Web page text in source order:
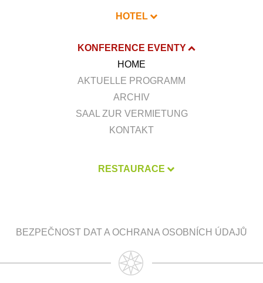
HOTEL
KONFERENCE EVENTY
HOME
AKTUELLE PROGRAMM
ARCHIV
SAAL ZUR VERMIETUNG
KONTAKT
RESTAURACE
BEZPEČNOST DAT A OCHRANA OSOBNÍCH ÚDAJŮ